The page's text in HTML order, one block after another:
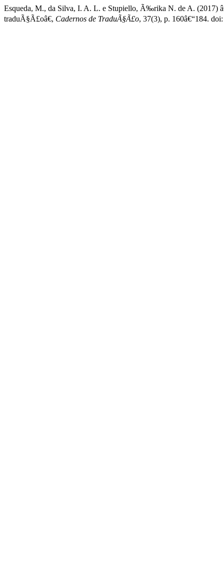
Esqueda, M., da Silva, I. A. L. e Stupiello, Ã‰rika N. de A. (2017)
traduÃ§Ã£oâ€, Cadernos de TraduÃ§Ã£o, 37(3), p. 160â€“184.